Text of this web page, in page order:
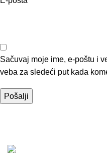
Sačuvaj moje ime, e-poštu i
veba za sledeći put kada